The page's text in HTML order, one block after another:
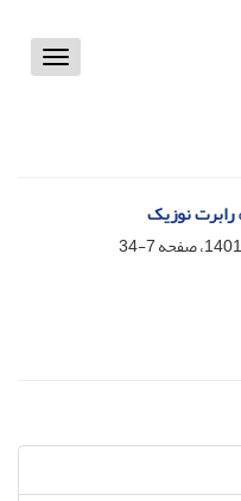
Toggle
رابرت نوزیک
7-34